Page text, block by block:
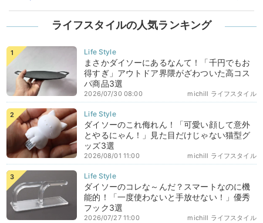
ライフスタイルの人気ランキング
まさかダイソーにあるなんて！「千円でもお
得すぎ」アウトドア界隈がざわついた高コス
パ商品3選
michill ライフスタイル
2026/07/30 08:00
ダイソーのこれ侮れん！「可愛い顔して意外
とやるにゃん！」見た目だけじゃない猫型グ
ッズ3選
michill ライフスタイル
2026/08/01 11:00
ダイソーのコレな～んだ？スマートなのに機
能的！「一度使わないと手放せない！」優秀
フック3選
michill ライフスタイル
2026/07/27 11:00